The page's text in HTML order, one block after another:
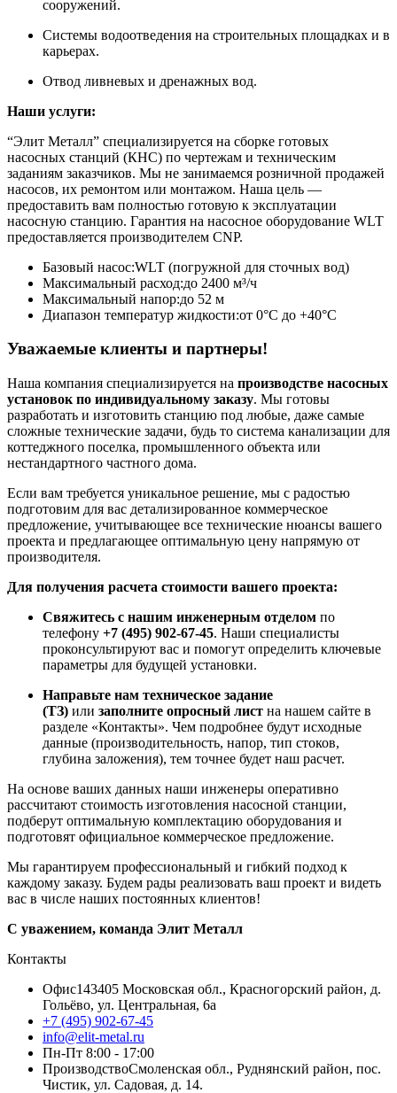
сооружений.
Системы водоотведения на строительных площадках и в
карьерах.
Отвод ливневых и дренажных вод.
Наши услуги:
“Элит Металл” специализируется на сборке готовых
насосных станций (КНС) по чертежам и техническим
заданиям заказчиков. Мы не занимаемся розничной продажей
насосов, их ремонтом или монтажом. Наша цель —
предоставить вам полностью готовую к эксплуатации
насосную станцию. Гарантия на насосное оборудование WLT
предоставляется производителем CNP.
Базовый насос:WLT (погружной для сточных вод)
Максимальный расход:до 2400 м³/ч
Максимальный напор:до 52 м
Диапазон температур жидкости:от 0°С до +40°С
Уважаемые клиенты и партнеры!
Наша компания специализируется на производстве насосных
установок по индивидуальному заказу. Мы готовы
разработать и изготовить станцию под любые, даже самые
сложные технические задачи, будь то система канализации для
коттеджного поселка, промышленного объекта или
нестандартного частного дома.
Если вам требуется уникальное решение, мы с радостью
подготовим для вас детализированное коммерческое
предложение, учитывающее все технические нюансы вашего
проекта и предлагающее оптимальную цену напрямую от
производителя.
Для получения расчета стоимости вашего проекта:
Свяжитесь с нашим инженерным отделом по
телефону +7 (495) 902-67-45. Наши специалисты
проконсультируют вас и помогут определить ключевые
параметры для будущей установки.
Направьте нам техническое задание
(ТЗ) или заполните опросный лист на нашем сайте в
разделе «Контакты». Чем подробнее будут исходные
данные (производительность, напор, тип стоков,
глубина заложения), тем точнее будет наш расчет.
На основе ваших данных наши инженеры оперативно
рассчитают стоимость изготовления насосной станции,
подберут оптимальную комплектацию оборудования и
подготовят официальное коммерческое предложение.
Мы гарантируем профессиональный и гибкий подход к
каждому заказу. Будем рады реализовать ваш проект и видеть
вас в числе наших постоянных клиентов!
С уважением, команда Элит Металл
Контакты
Офис143405 Московская обл., Красногорский район, д.
Гольёво, ул. Центральная, 6a
+7 (495) 902-67-45
info@elit-metal.ru
Пн-Пт 8:00 - 17:00
ПроизводствоСмоленская обл., Руднянский район, пос.
Чистик, ул. Садовая, д. 14.